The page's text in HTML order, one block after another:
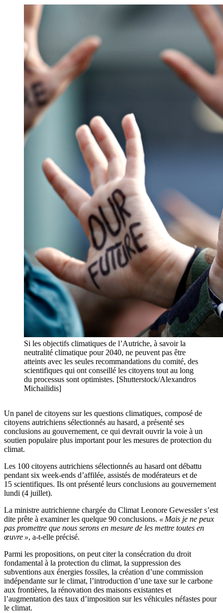
Si les objectifs climatiques de l’Autriche, à savoir la
neutralité climatique pour 2040, ne peuvent pas être
atteints avec les seules recommandations du comité, des
scientifiques qui ont conseillé les citoyens tout au long
du processus sont optimistes. [Shutterstock/Alexandros
Michailidis]
Un panel de citoyens sur les questions climatiques, composé de
citoyens autrichiens sélectionnés au hasard, a présenté ses
conclusions au gouvernement, ce qui devrait ouvrir la voie à un
soutien populaire plus important pour les mesures de protection du
climat.
Les 100 citoyens autrichiens sélectionnés au hasard ont débattu
pendant six week-ends d’affilée, assistés de modérateurs et de
15 scientifiques. Ils ont présenté leurs conclusions au gouvernement
lundi (4 juillet).
La ministre autrichienne chargée du Climat Leonore Gewessler s’est
dite prête à examiner les quelque 90 conclusions. « Mais je ne peux
pas promettre que nous serons en mesure de les mettre toutes en
œuvre », a-t-elle précisé.
Parmi les propositions, on peut citer la consécration du droit
fondamental à la protection du climat, la suppression des
subventions aux énergies fossiles, la création d’une commission
indépendante sur le climat, l’introduction d’une taxe sur le carbone
aux frontières, la rénovation des maisons existantes et
l’augmentation des taux d’imposition sur les véhicules néfastes pour
le climat.